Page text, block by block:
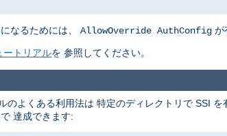
なるためには、 AllowOverride AuthConfig が
ートリアルを 参照してください。
のよくある利用法は 特定のディレクトリで SSI
達成できます: